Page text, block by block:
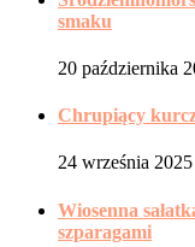
smaku
20 października
Chrupiący
24 września 2025
Wiosenna
szparagami